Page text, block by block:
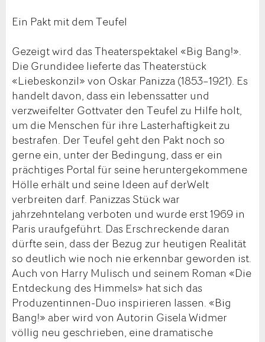
Ein Pakt mit dem Teufel
Gezeigt wird das Theaterspektakel «Big Bang!».
Die Grundidee lieferte das Theaterstück
«Liebeskonzil» von Oskar Panizza (1853–1921). Es
handelt davon, dass ein lebenssatter und
verzweifelter Gottvater den Teufel zu Hilfe holt,
um die Menschen für ihre Lasterhaftigkeit zu
bestrafen. Der Teufel geht den Pakt noch so
gerne ein, unter der Bedingung, dass er ein
prächtiges Portal für seine heruntergekommene
Hölle erhält und seine Ideen auf derWelt
verbreiten darf. Panizzas Stück war
jahrzehntelang verboten und wurde erst 1969 in
Paris uraufgeführt. Das Erschreckende daran
dürfte sein, dass der Bezug zur heutigen Realität
so deutlich wie noch nie erkennbar geworden ist.
Auch von Harry Mulisch und seinem Roman «Die
Entdeckung des Himmels» hat sich das
Produzentinnen-Duo inspirieren lassen. «Big
Bang!» aber wird von Autorin Gisela Widmer
völlig neu geschrieben, eine dramatische